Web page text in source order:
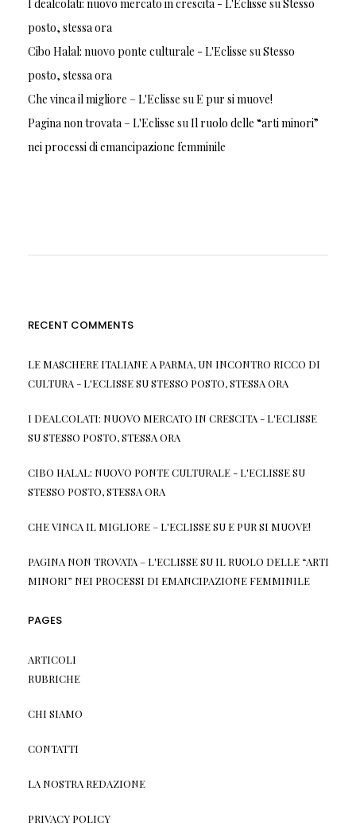
I dealcolati: nuovo mercato in crescita - L'Eclisse su Stesso
posto, stessa ora
Cibo Halal: nuovo ponte culturale - L'Eclisse su Stesso
posto, stessa ora
Che vinca il migliore – L'Eclisse su E pur si muove!
Pagina non trovata – L'Eclisse su Il ruolo delle “arti minori”
nei processi di emancipazione femminile
RECENT COMMENTS
LE MASCHERE ITALIANE A PARMA, UN INCONTRO RICCO DI
CULTURA - L'ECLISSESUSTESSO POSTO, STESSA ORA
I DEALCOLATI: NUOVO MERCATO IN CRESCITA - L'ECLISSE
SUSTESSO POSTO, STESSA ORA
CIBO HALAL: NUOVO PONTE CULTURALE - L'ECLISSESU
STESSO POSTO, STESSA ORA
CHE VINCA IL MIGLIORE – L'ECLISSESU E PUR SI MUOVE!
PAGINA NON TROVATA – L'ECLISSESU IL RUOLO DELLE “ARTI
MINORI” NEI PROCESSI DI EMANCIPAZIONE FEMMINILE
PAGES
ARTICOLI
RUBRICHE
CHI SIAMO
CONTATTI
LA NOSTRA REDAZIONE
PRIVACY POLICY